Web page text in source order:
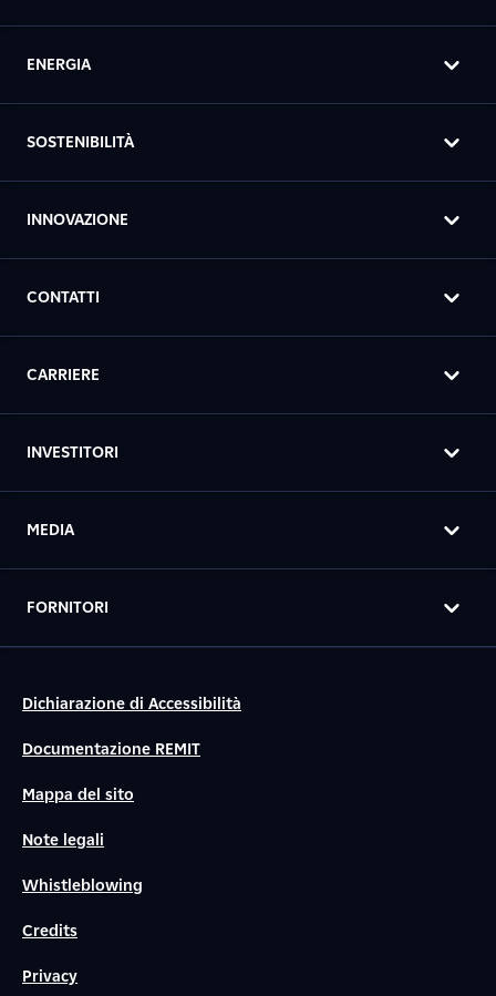
ENERGIA
SOSTENIBILITÀ
INNOVAZIONE
CONTATTI
CARRIERE
INVESTITORI
MEDIA
FORNITORI
Dichiarazione di Accessibilità
Documentazione REMIT
Mappa del sito
Note legali
Whistleblowing
Credits
Privacy